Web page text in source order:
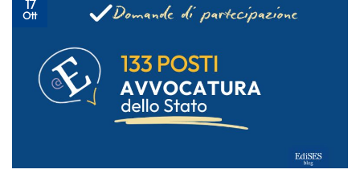
17
Ott